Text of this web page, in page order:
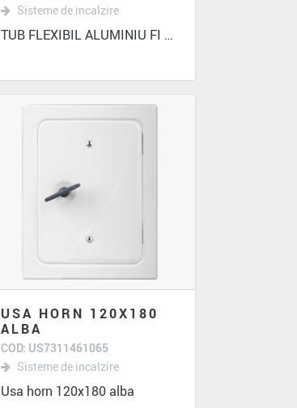
Sisteme de incalzire
TUB FLEXIBIL ALUMINIU FI 180
USA HORN 120X180
ALBA
COD: US7311461065
Sisteme de incalzire
Usa horn 120x180 alba